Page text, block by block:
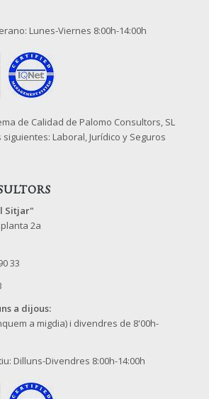
Lunes-Viernes 8:00h-14:00h
de Calidad de Palomo Consultors, SL
Laboral, Jurídico y Seguros
Sitjar"
2a
33
a dijous:
a migdia) i divendres de 8'00h-
Dilluns-Divendres 8:00h-14:00h